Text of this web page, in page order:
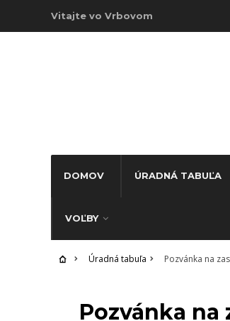
Vitajte vo Vrbovom
DOMOV ÚRADNÁ TABUĽA
VOĽBY
Úradná tabuľa Pozvánka na
ÚRADNÁ TABUĽA
Pozvánka